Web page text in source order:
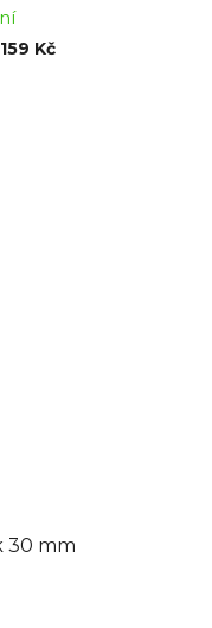
Kč
30 mm